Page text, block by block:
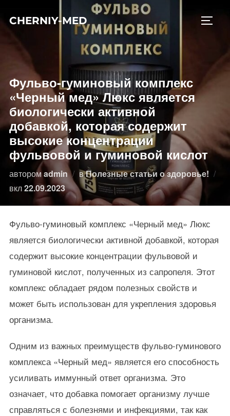
к
содержимому
CHERNIY-MED
Фульво-гуминовый комплекс
«Черный мед» Люкс является
биологически активной
добавкой, которая содержит
высокие концентрации
фульвовой и гуминовой кислот
авторомadmin вПолезные статьи о здоровье!
вклОпубликовано
22.09.2023
Фульво-гуминовый комплекс «Черный мед» Люкс
является биологически активной добавкой, которая
содержит высокие концентрации фульвовой и
гуминовой кислот, полученных из сапропеля. Этот
комплекс обладает рядом полезных свойств и
может быть использован для укрепления здоровья
организма.
Одним из важных преимуществ фульво-гуминового
комплекса «Черный мед» является его способность
усиливать иммунный ответ организма. Это
означает, что добавка помогает организму лучше
справляться с болезнями и инфекциями, так как